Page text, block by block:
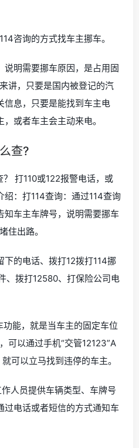
咨询的方式找车主挪车。
说明需要挪车原因，是占用固
讲，只要是国内被登记的汽
信息，只要是能找到车主电
或者车主会主动来电。
查?
打110或122报警电话，或
：打114查询：通过114查询
知车主车牌号，说明需要挪车
住出路。
的电话、拨打12拨打114挪
、拨打12580、打保险公司电
能，就是当车主的固定车位
可以通过手机“交管12123”A
可以立马找到违停的车主。
人员提供车辆类型、车牌号
过电话或者短信的方式通知车